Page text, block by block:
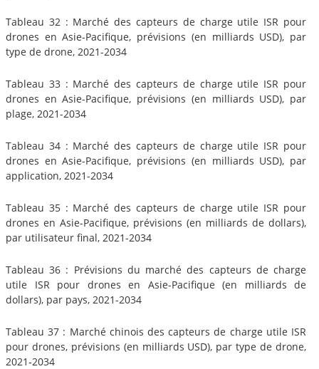
Tableau 32 : Marché des capteurs de charge utile ISR pour
drones en Asie-Pacifique, prévisions (en milliards USD), par
type de drone, 2021-2034
Tableau 33 : Marché des capteurs de charge utile ISR pour
drones en Asie-Pacifique, prévisions (en milliards USD), par
plage, 2021-2034
Tableau 34 : Marché des capteurs de charge utile ISR pour
drones en Asie-Pacifique, prévisions (en milliards USD), par
application, 2021-2034
Tableau 35 : Marché des capteurs de charge utile ISR pour
drones en Asie-Pacifique, prévisions (en milliards de dollars),
par utilisateur final, 2021-2034
Tableau 36 : Prévisions du marché des capteurs de charge
utile ISR pour drones en Asie-Pacifique (en milliards de
dollars), par pays, 2021-2034
Tableau 37 : Marché chinois des capteurs de charge utile ISR
pour drones, prévisions (en milliards USD), par type de drone,
2021-2034